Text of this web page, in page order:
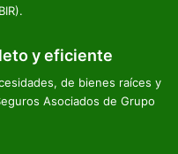
y eficiente
de bienes raíces y
Asociados de Grupo